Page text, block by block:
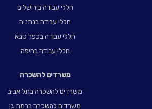
חללי עבודה בירושלים
חללי עבודה בנתניה
חללי עבודה בכפר סבא
חללי עבודה בחיפה
משרדים להשכרה
משרדים להשכרה בתל אביב
משרדים להשכרה ברמת גן